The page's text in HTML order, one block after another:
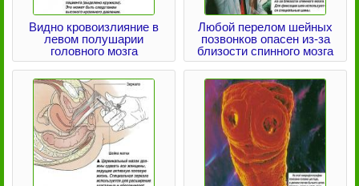
Видно кровоизлияние в
левом полушарии
головного мозга
Любой перелом шейных
позвонков опасен из-за
близости спинного мозга